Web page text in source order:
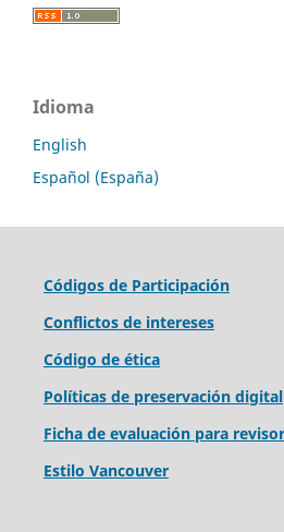
Idioma
English
Español (España)
Códigos de Participación
Conflictos de intereses
Código de ética
Políticas de preservación digital
Ficha de evaluación para
Estilo Vancouver